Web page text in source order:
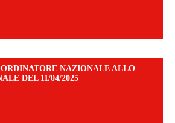
NAZIONALE ALLO
DEL 11/04/2025